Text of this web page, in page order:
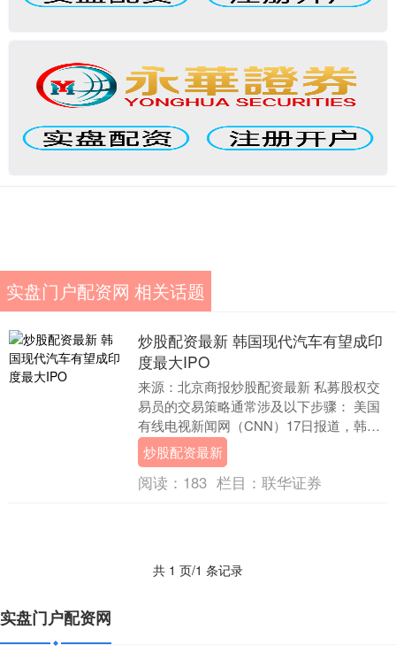
实盘门户配资网 相关话题
炒股配资最新 韩国现代汽车有望成印
度最大IPO
来源：北京商报炒股配资最新 私募股权交
易员的交易策略通常涉及以下步骤： 美国
有线电视新闻网（CNN）17日报道，韩国
现代汽车集团的印度子公司15日申请在印
度孟买....
炒股配资最新
阅读： 183 栏目： 联华证券
共 1 页/1 条记录
实盘门户配资网